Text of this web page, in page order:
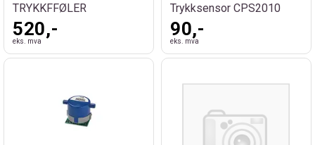
TRYKKFFØLER
520,-
eks. mva
Trykksensor CPS2010
90,-
eks. mva